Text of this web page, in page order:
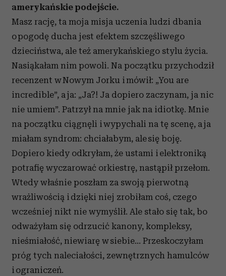
amerykańskie podejście.
Masz rację, ta moja misja uczenia ludzi dbania
o pogodę ducha jest efektem szczęśliwego
dzieciństwa, ale też amerykańskiego stylu życia.
Nasiąkałam nim powoli. Na początku przychodził
recenzent w Nowym Jorku i mówił: „You are
incredible”, a ja: „Ja?! Ja dopiero zaczynam, ja nic
nie umiem”. Patrzył na mnie jak na idiotkę. Mnie
na początku ciągnęli i wypychali na tę scenę, a ja
miałam syndrom: chciałabym, ale się boję.
Dopiero kiedy odkryłam, że ustami i elektroniką
potrafię wyczarować orkiestrę, nastąpił przełom.
Wtedy właśnie poszłam za swoją pierwotną
wrażliwością i dzięki niej zrobiłam coś, czego
wcześniej nikt nie wymyślił. Ale stało się tak, bo
odważyłam się odrzucić kanony, kompleksy,
nieśmiałość, niewiarę w siebie... Przeskoczyłam
próg tych naleciałości, zewnętrznych hamulców
i ograniczeń.